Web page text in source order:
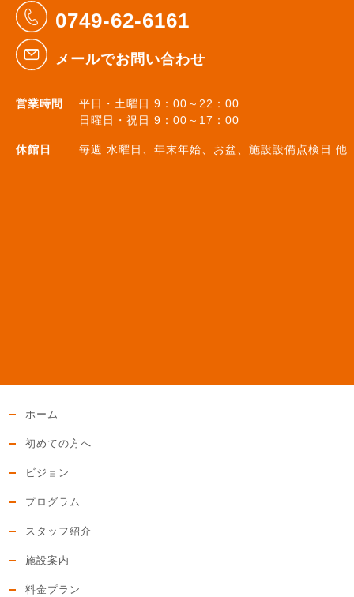
0749-62-6161
メールでお問い合わせ
営業時間
平日・土曜日 9：00～22：00
日曜日・祝日 9：00～17：00
休館日 毎週 水曜日、年末年始、お盆、施設設備点検日 他
ホーム
初めての方へ
ビジョン
プログラム
スタッフ紹介
施設案内
料金プラン